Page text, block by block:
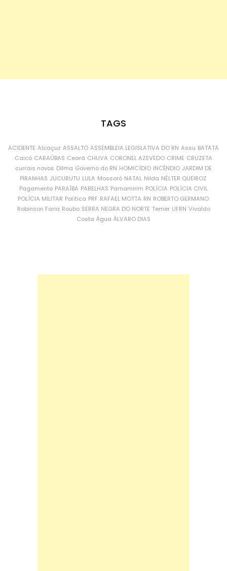
TAGS
ACIDENTE Alcaçuz ASSALTO ASSEMBLEIA LEGISLATIVA DO RN Assu BATATA
Caicó CARAÚBAS Ceará CHUVA CORONEL AZEVEDO CRIME CRUZETA
currais novos Dilma Governo do RN HOMICÍDIO INCÊNDIO JARDIM DE
PIRANHAS JUCURUTU LULA Mossoró NATAL Nilda NÉLTER QUEIROZ
Pagamento PARAÍBA PARELHAS Parnamirim POLÍCIA POLÍCIA CIVIL
POLÍCIA MILITAR Política PRF RAFAEL MOTTA RN ROBERTO GERMANO
Robinson Faria Roubo SERRA NEGRA DO NORTE Temer UFRN Vivaldo
Costa Água ÁLVARO DIAS